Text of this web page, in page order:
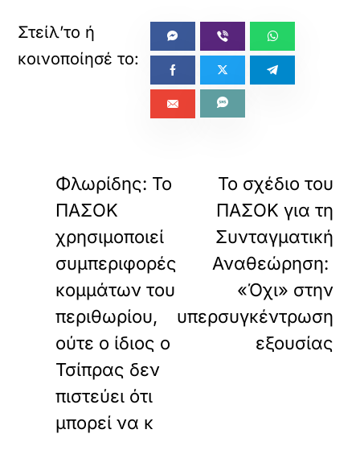
Φλωρίδης: Το
ΠΑΣΟΚ
χρησιμοποιεί
συμπεριφορές
κομμάτων του
περιθωρίου,
ούτε ο ίδιος ο
Τσίπρας δεν
πιστεύει ότι
μπορεί να κ
Το σχέδιο του
ΠΑΣΟΚ για τη
Συνταγματική
Αναθεώρηση:
«Όχι» στην
υπερσυγκέντρωση
εξουσίας